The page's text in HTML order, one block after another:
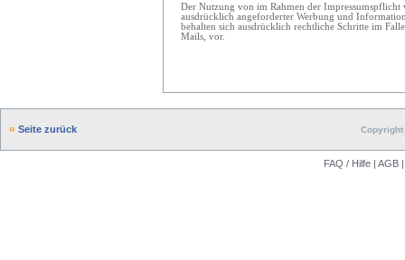
Der Nutzung von im Rahmen der
ausdrücklich angeforderter Werbung und
behalten sich ausdrücklich rechtliche Schritte im
Mails, vor.
Seite zurück
FAQ / Hilfe | AGB